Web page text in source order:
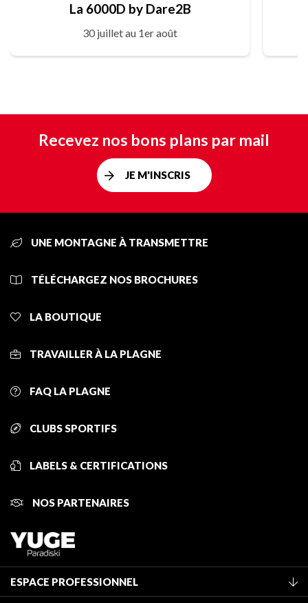
La 6000D by Dare2B
30 juillet au 1er août
Recevez nos bons plans par mail
JE M'INSCRIS
UNE MONTAGNE À TRANSMETTRE
TÉLÉCHARGEZ NOS BROCHURES
LA BOUTIQUE
TRAVAILLER À LA PLAGNE
FAQ LA PLAGNE
CLUBS SPORTIFS
LABELS & CERTIFICATIONS
NOS PARTENAIRES
ESPACE PROFESSIONNEL